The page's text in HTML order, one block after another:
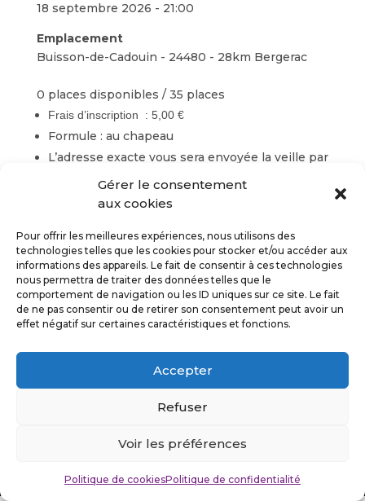
Gérer le consentement
aux cookies
Pour offrir les meilleures expériences, nous utilisons des
technologies telles que les cookies pour stocker et/ou accéder aux
informations des appareils. Le fait de consentir à ces technologies
nous permettra de traiter des données telles que le
comportement de navigation ou les ID uniques sur ce site. Le fait
de ne pas consentir ou de retirer son consentement peut avoir un
effet négatif sur certaines caractéristiques et fonctions.
Accepter
Refuser
Voir les préférences
Politique de cookiesPolitique de confidentialité
18 septembre 2026 - 21:00
Emplacement
Buisson-de-Cadouin - 24480 - 28km Bergerac
0 places disponibles / 35 places
Frais d’inscription : 5,00 €
Formule : au chapeau
L’adresse exacte vous sera envoyée la veille par
Suivez-moi
Politique de confidentialité
Design byKaleys